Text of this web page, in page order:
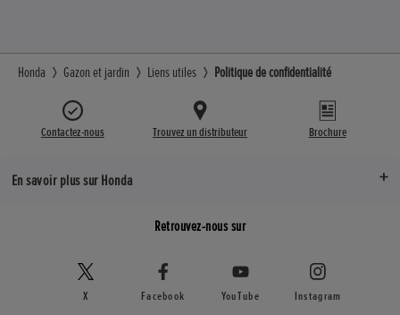
Honda Gazon et jardin Liens utiles Politique de confidentialité
Contactez-nous Trouvez un distributeur Brochure
En savoir plus sur Honda
Retrouvez-nous sur
X Facebook YouTube Instagram